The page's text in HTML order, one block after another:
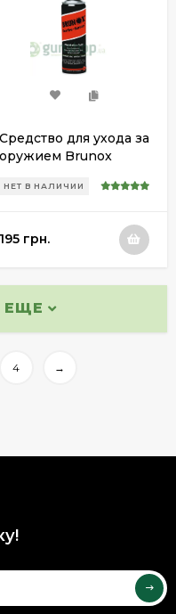
Средство для ухода за
оружием Brunox
НЕТ В НАЛИЧИИ
195 грн.
ЕЩЕ
4 →